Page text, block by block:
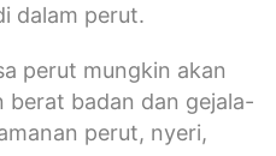
dalam perut.
perut mungkin akan
berat badan dan gejala-
perut, nyeri,